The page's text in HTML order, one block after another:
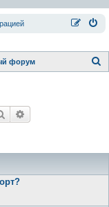
форум
Поиск